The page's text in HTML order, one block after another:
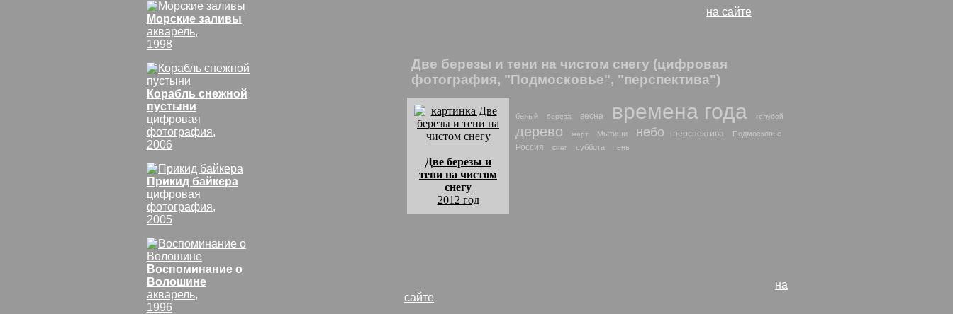
Морские заливы
акварель,
1998
Корабль снежной
пустыни
цифровая
фотография,
2006
Прикид байкера
цифровая
фотография,
2005
Воспоминание о
Волошине
акварель,
1996
на сайте
Две березы и тени на чистом снегу (цифровая
фотография, "Подмосковье", "перспектива")
Две березы и
тени на чистом
снегу
2012 год
белый береза весна времена года голубой
дерево март Мытищи небо перспектива Подмосковье
Россия снег суббота тень
на
сайте